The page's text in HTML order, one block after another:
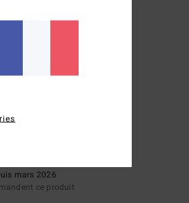
mars 2026
ce produit